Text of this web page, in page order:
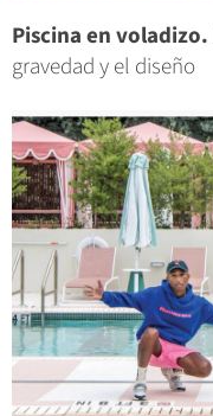
Piscina en voladizo.
gravedad y el diseño